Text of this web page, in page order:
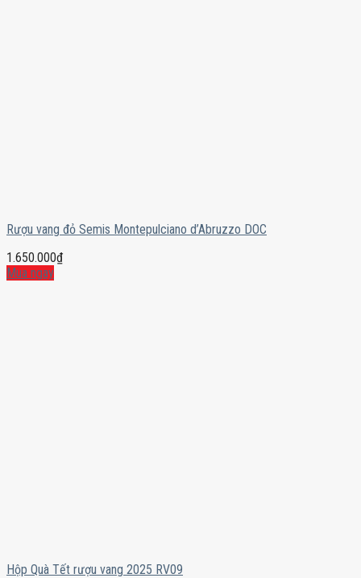
Rượu vang đỏ Semis Montepulciano d’Abruzzo DOC
1.650.000₫
Mua ngay
Hộp Quà Tết rượu vang 2025 RV09